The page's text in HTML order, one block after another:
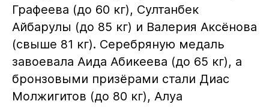
Графеева (до 60 кг), Султанбек
Айбарулы (до 85 кг) и Валерия Аксёнова
(свыше 81 кг). Серебряную медаль
завоевала Аида Абикеева (до 65 кг), а
бронзовыми призёрами стали Диас
Молжигитов (до 80 кг), Алуа